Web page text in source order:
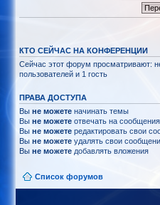
КТО СЕЙЧАС НА КОНФЕРЕНЦИИ
Сейчас этот форум просматривают:
пользователей и 1 гость
ПРАВА ДОСТУПА
Выне можете начинать темы
Выне можете отвечать на сообщения
Выне можете редактировать свои
Выне можете удалять свои
Выне можете добавлять вложения
Список форумов